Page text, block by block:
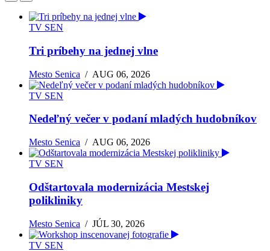
TV SEN
Tri príbehy na jednej vlne
Mesto Senica /AUG 06, 2026
TV SEN
Nedeľný večer v podaní mladých hudobníkov
Mesto Senica /AUG 06, 2026
TV SEN
Odštartovala modernizácia Mestskej
polikliniky
Mesto Senica /JÚL 30, 2026
TV SEN